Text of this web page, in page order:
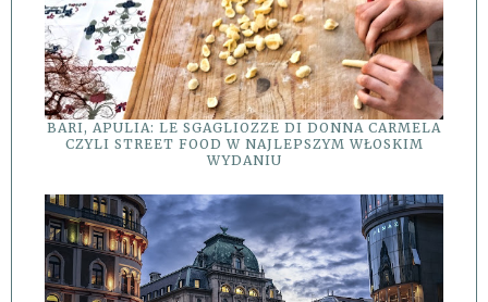
BARI, APULIA: LE SGAGLIOZZE DI DONNA CARMELA
CZYLI STREET FOOD W NAJLEPSZYM WŁOSKIM
WYDANIU